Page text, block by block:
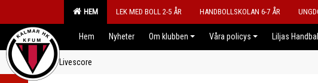
HEM LEK MED BOLL 2-5 ÅR HANDBOLLSKOLAN 6-7 ÅR
Hem Nyheter Om klubben Våra policys Liljas
Livescore